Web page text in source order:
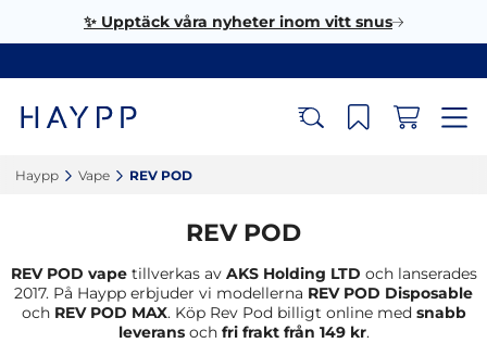
✨ Upptäck våra nyheter inom vitt snus
Haypp‎ Vape‎ REV POD‎
REV POD
REV POD vapetillverkas av AKS Holding LTD och lanserades
2017. På Haypp erbjuder vi modellerna REV POD Disposable
och REV POD MAX. Köp Rev Pod billigt online med snabb
leveransoch fri frakt från 149 kr.